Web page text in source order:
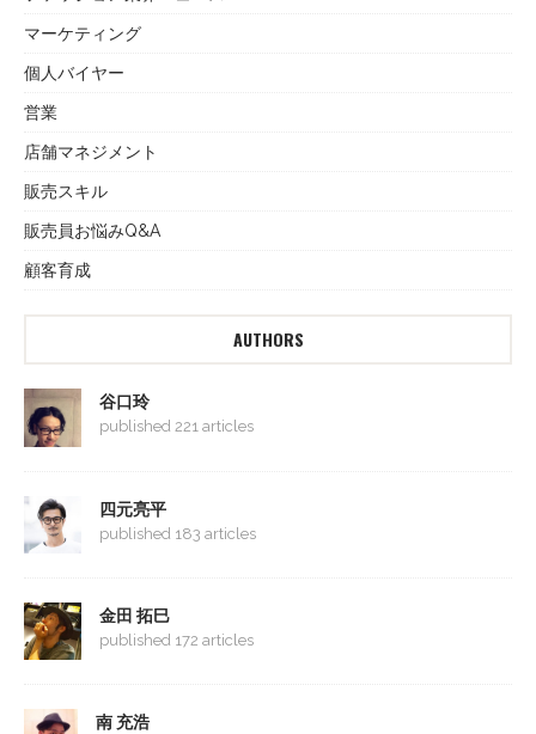
マーケティング
個人バイヤー
営業
店舗マネジメント
販売スキル
販売員お悩みQ&A
顧客育成
AUTHORS
谷口玲
published 221 articles
四元亮平
published 183 articles
金田 拓巳
published 172 articles
南 充浩